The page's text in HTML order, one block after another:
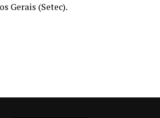
Gerais (Setec).